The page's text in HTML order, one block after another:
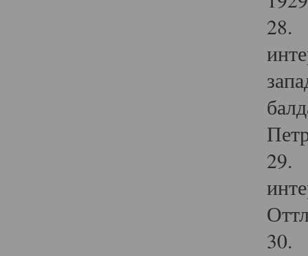
28.
29.
30.